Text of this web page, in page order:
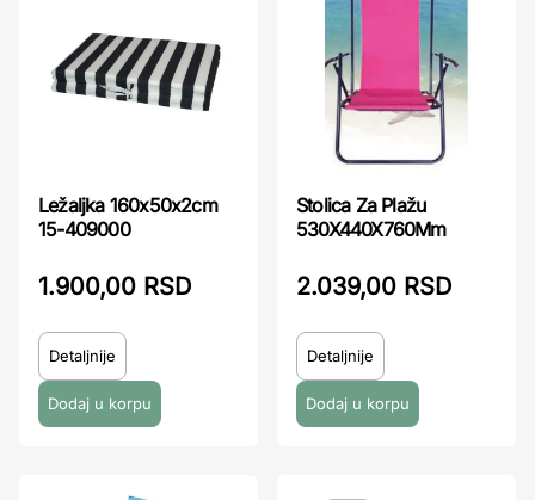
Ležaljka 160x50x2cm
15-409000
1.900,00 RSD
Detaljnije
Stolica Za Plažu
530X440X760Mm
2.039,00 RSD
Detaljnije